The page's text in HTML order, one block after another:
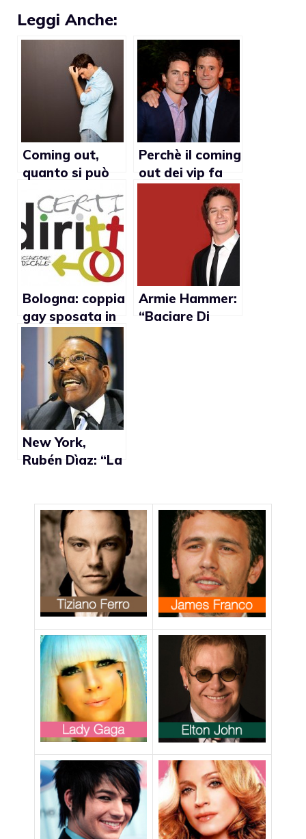
Leggi Anche:
Coming out,
quanto si può
Perchè il coming
out dei vip fa
Bologna: coppia
gay sposata in
Spagna vuole
essere
riconosciuta dal
Comune
Armie Hammer:
“Baciare Di
New York,
Rubén Dìaz: “La
insulto alla
settimana
Santa”